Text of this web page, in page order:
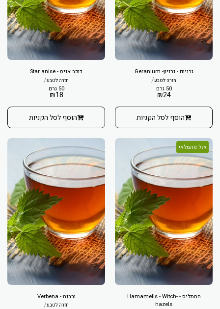
גרניום - גרניון- Geranium
חזרה לטבע/
50 גרם
₪24
הוסף לסל הקניות
כוכב אניס - Star anise
חזרה לטבע/
50 גרם
₪18
הוסף לסל הקניות
אזל מהמלאי
הממליס - Hamamelis - Witch-
hazels
ורבנה - Verbena
חזרה לטבע/